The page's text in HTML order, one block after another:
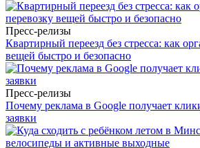
Пресс-релизы
Квартирный переезд без стресса: как
вещей быстро и безопасно
Пресс-релизы
Почему реклама в Google получает
заявки